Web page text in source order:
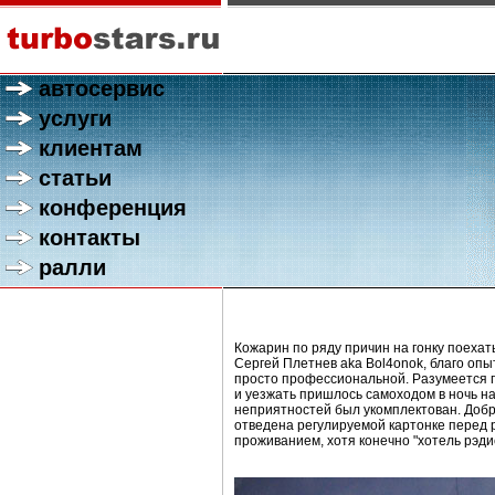
автосервис
услуги
клиентам
статьи
конференция
контакты
ралли
Кожарин по ряду причин на гонку
Сергей Плетнев aka Bol4onok, благо
просто профессиональной. Разумеется
и уезжать пришлось самоходом в ночь
неприятностей был укомплектован.
отведена регулируемой картонке
проживанием, хотя конечно "хотель